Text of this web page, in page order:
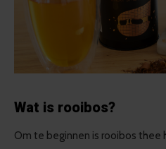
Wat is rooibos?
Om te beginnen is rooibos thee